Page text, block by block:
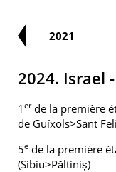
2021
2024. Israel
1 erde la première
de Guíxols>Sant
5e de la première
(Sibiu>Păltiniș)